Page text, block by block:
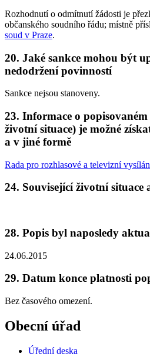
Rozhodnutí o odmítnutí žádosti je
občanského soudního řádu; místně
soud v Praze.
20. Jaké sankce mohou být
nedodržení povinností
Sankce nejsou stanoveny.
23. Informace o
životní situace) je možné
a v jiné formě
Rada pro rozhlasové a televizní
24. Související životní situace
28. Popis byl naposledy
24.06.2015
29. Datum konce platnosti
Bez časového omezení.
Obecní úřad
Úřední deska